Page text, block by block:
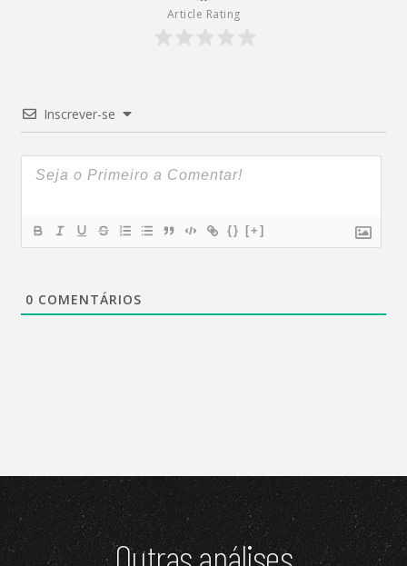
Article Rating
Inscrever-se
{} [+]
0 COMENTÁRIOS
Outras análises